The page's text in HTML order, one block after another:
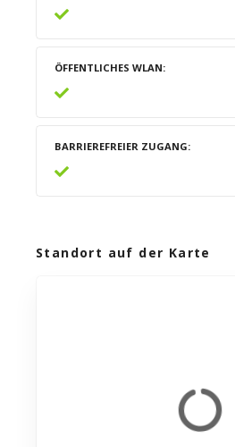
ÖFFENTLICHES WLAN
BARRIEREFREIER ZUGANG
Standort auf der Karte